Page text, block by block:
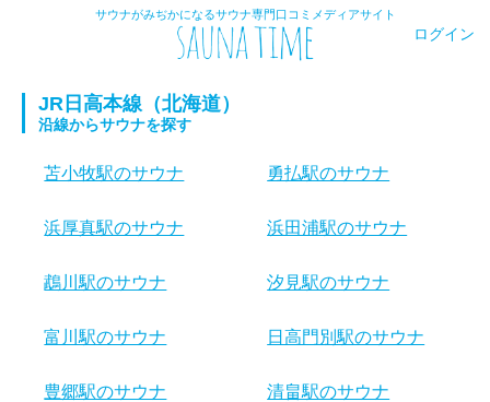
サウナがみぢかになるサウナ専門口コミメディアサイト
ログイン
JR日高本線（北海道）
沿線からサウナを探す
苫小牧駅のサウナ 勇払駅のサウナ
浜厚真駅のサウナ 浜田浦駅のサウナ
鵡川駅のサウナ 汐見駅のサウナ
富川駅のサウナ 日高門別駅のサウナ
豊郷駅のサウナ 清畠駅のサウナ